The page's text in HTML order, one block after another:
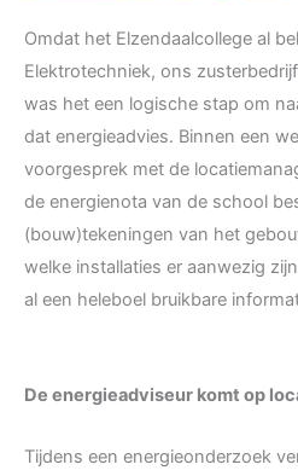
Omdat het Elzendaalcollege al
Elektrotechniek, ons
was het een logische stap om
dat energieadvies. Binnen een
voorgesprek met de
de energienota van de school
(bouw)tekeningen van het
welke installaties er aanwezig
al een heleboel bruikbare
De energieadviseur komt op
Tijdens een energieonderzoek